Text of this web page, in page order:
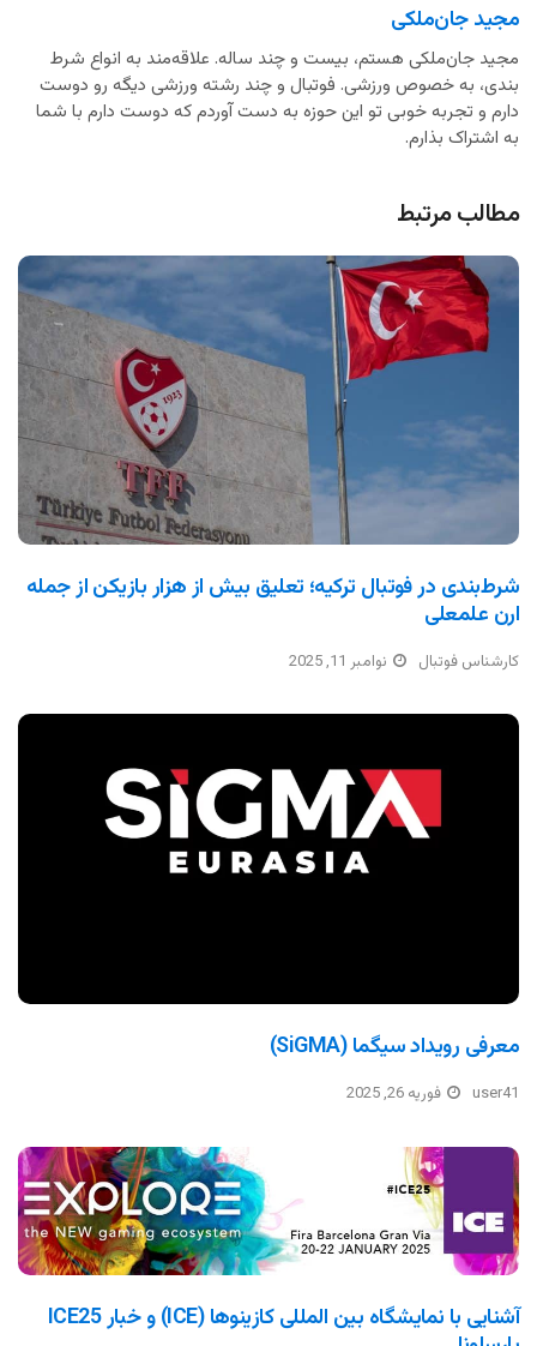
مجید جان‌ملکی
مجید جان‌ملکی هستم، بیست و چند ساله. علاقه‌مند به انواع شرط
بندی، به خصوص ورزشی. فوتبال و چند رشته ورزشی دیگه رو دوست
دارم و تجربه خوبی تو این حوزه به دست آوردم که دوست دارم با شما
به اشتراک بذارم.
مطالب مرتبط
شرط‌بندی در فوتبال ترکیه؛ تعلیق بیش از هزار بازیکن از جمله
ارن علمعلی
کارشناس فوتبال نوامبر 11, 2025
معرفی رویداد سیگما (SiGMA)
user41 فوریه 26, 2025
آشنایی با نمایشگاه بین المللی کازینوها (ICE) و خبار ICE25